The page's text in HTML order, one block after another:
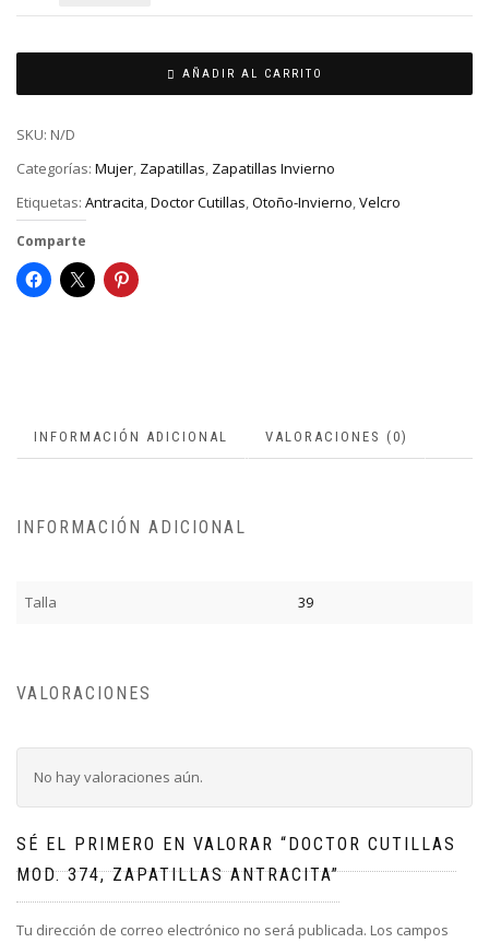
AÑADIR AL CARRITO
SKU: N/D
Categorías: Mujer, Zapatillas, Zapatillas Invierno
Etiquetas: Antracita,Doctor Cutillas,Otoño-Invierno,Velcro
Comparte
INFORMACIÓN ADICIONAL VALORACIONES (0)
INFORMACIÓN ADICIONAL
Talla 39
VALORACIONES
No hay valoraciones aún.
SÉ EL PRIMERO EN VALORAR “DOCTOR CUTILLAS
MOD. 374, ZAPATILLAS ANTRACITA”
Tu dirección de correo electrónico no será publicada. Los campos